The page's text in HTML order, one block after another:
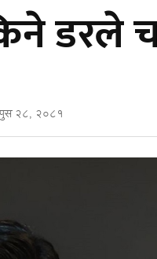
डरले
२८, २०८१